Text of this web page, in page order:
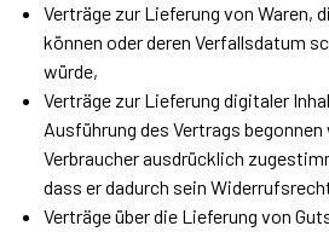
Verträge zur Lieferung von Waren,
können oder deren Verfallsdatum
würde,
Verträge zur Lieferung digitaler
Ausführung des Vertrags
Verbraucher ausdrücklich
dass er dadurch sein
Verträge über die Lieferung von